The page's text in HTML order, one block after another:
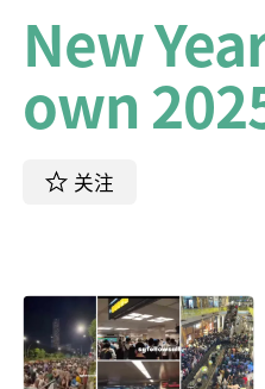
New
own
关注